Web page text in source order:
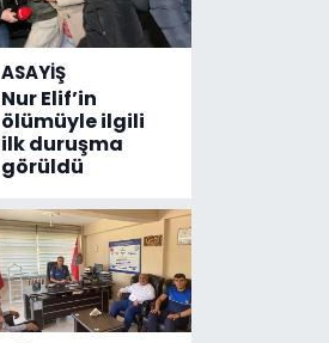
ASAYİŞ
Nur Elif’in
ölümüyle ilgili
ilk duruşma
görüldü